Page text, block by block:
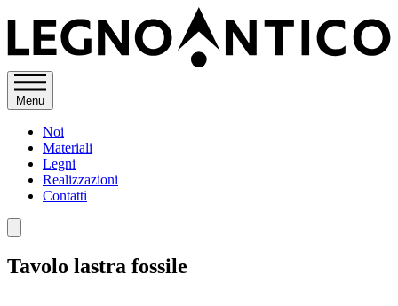
Menu
Noi
Materiali
Legni
Realizzazioni
Contatti
Tavolo lastra fossile